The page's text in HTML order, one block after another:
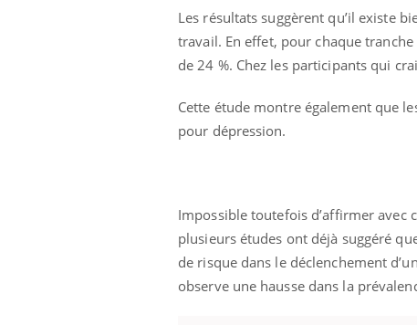
Les résultats suggèrent qu’il existe
travail. En effet, pour chaque
de 24 %. Chez les participants qui
Cette étude montre également que
pour dépression.
Impossible toutefois d’affirmer avec
plusieurs études ont déjà suggéré
de risque dans le déclenchement
observe une hausse dans la